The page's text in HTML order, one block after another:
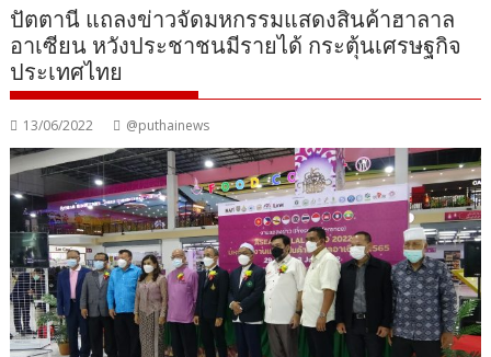
ปัตตานี แถลงข่าวจัดมหกรรมแสดงสินค้าฮาลาล
อาเซียน หวังประชาชนมีรายได้ กระตุ้นเศรษฐกิจ
ประเทศไทย
13/06/2022 @puthainews